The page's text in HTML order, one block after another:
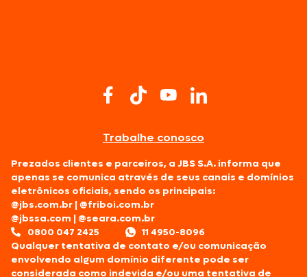
Trabalhe conosco
Prezados clientes e parceiros, a JBS S.A. informa que
apenas se comunica através de seus canais e domínios
eletrônicos oficiais, sendo os principais:
@jbs.com.br |@friboi.com.br
@jbssa.com |@seara.com.br
0800 047 2425
11 4950-8096
Qualquer tentativa de contato e/ou comunicação
envolvendo algum domínio diferente pode ser
considerada como indevida e/ou uma tentativa de